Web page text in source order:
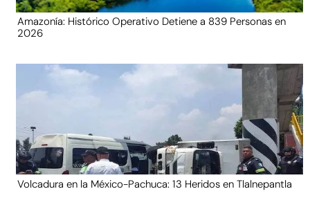
Amazonía: Histórico Operativo Detiene a 839 Personas en
2026
Volcadura en la México-Pachuca: 13 Heridos en Tlalnepantla